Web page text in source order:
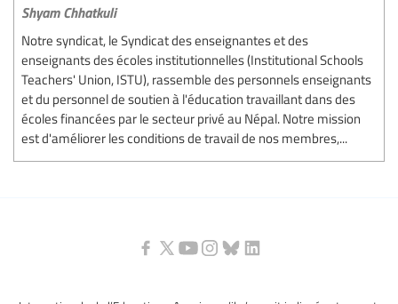
Shyam Chhatkuli
Notre syndicat, le Syndicat des enseignantes et des
enseignants des écoles institutionnelles (Institutional Schools
Teachers' Union, ISTU), rassemble des personnels enseignants
et du personnel de soutien à l'éducation travaillant dans des
écoles financées par le secteur privé au Népal. Notre mission
est d'améliorer les conditions de travail de nos membres,...